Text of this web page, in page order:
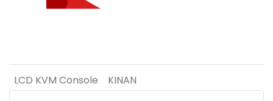
LCD KVM Console KINAN